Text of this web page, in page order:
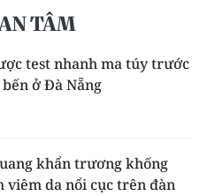
TÂM
test nhanh ma túy trước
ở Đà Nẵng
khẩn trương khống
viêm da nổi cục trên đàn